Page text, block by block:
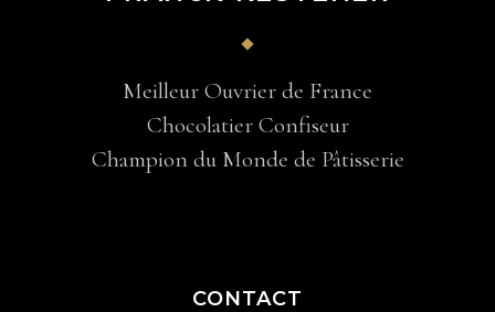
Meilleur Ouvrier de France
Chocolatier Confiseur
Champion du Monde de Pâtisserie
CONTACT